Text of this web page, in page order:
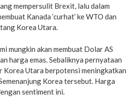
mempersulit Brexit, lalu dalam
Kanada ‘curhat’ ke WTO dan
Korea Utara.
mungkin akan membuat Dolar AS
harga emas. Sebaliknya pernyataan
Korea Utara berpotensi meningkatkan
Korea tersebut. Harga
sentiment ini.